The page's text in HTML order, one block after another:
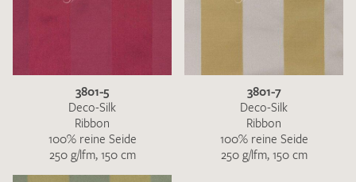
3801-5
Deco-Silk
Ribbon
100% reine Seide
250 g/lfm, 150 cm
3801-7
Deco-Silk
Ribbon
100% reine Seide
250 g/lfm, 150 cm